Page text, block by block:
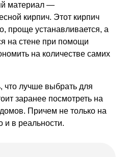
материал —
кирпич. Этот кирпич
проще устанавливается, а
на стене при помощи
на количестве самих
что лучше выбрать для
заранее посмотреть на
Причем не только на
и в реальности.